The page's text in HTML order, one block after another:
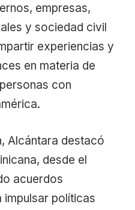
empresas,
y sociedad civil
experiencias y
en materia de
con
Alcántara destacó
desde el
acuerdos
impulsar políticas